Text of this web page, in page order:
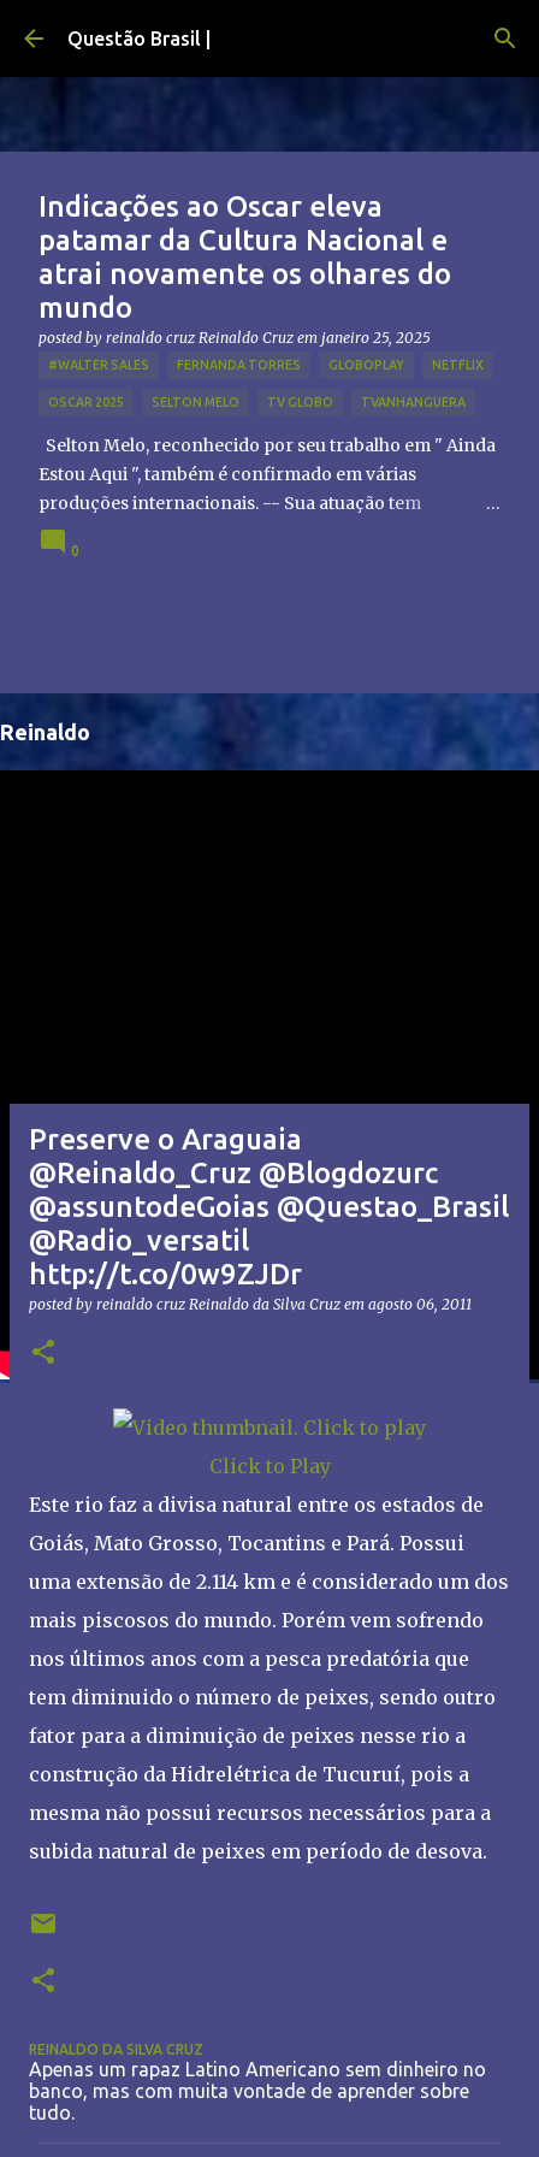
Pular para o conteúdo principal
Questão Brasil |
Indicações ao Oscar eleva
patamar da Cultura Nacional e
atrai novamente os olhares do
mundo
posted by reinaldo cruz Reinaldo Cruz em janeiro 25, 2025
#WALTER SALES FERNANDA TORRES GLOBOPLAY NETFLIX
OSCAR 2025 SELTON MELO TV GLOBO TVANHANGUERA
Selton Melo, reconhecido por seu trabalho em " Ainda
Estou Aqui ", também é confirmado em várias
produções internacionais. -- Sua atuação tem
chamado atenção de diretores e produtores fora do
Brasil, abrindo portas para novas oportunidades no
0
Reinaldo
Preserve o Araguaia
@Reinaldo_Cruz @Blogdozurc
@assuntodeGoias @Questao_Brasil
@Radio_versatil
http://t.co/0w9ZJDr
posted by reinaldo cruz Reinaldo da Silva Cruz em agosto 06, 2011
Click to Play
Este rio faz a divisa natural entre os estados de
Goiás, Mato Grosso, Tocantins e Pará. Possui
uma extensão de 2.114 km e é considerado um dos
mais piscosos do mundo. Porém vem sofrendo
nos últimos anos com a pesca predatória que
tem diminuido o número de peixes, sendo outro
fator para a diminuição de peixes nesse rio a
construção da Hidrelétrica de Tucuruí, pois a
mesma não possui recursos necessários para a
subida natural de peixes em período de desova.
REINALDO DA SILVA CRUZ
Apenas um rapaz Latino Americano sem dinheiro no
banco, mas com muita vontade de aprender sobre
tudo.